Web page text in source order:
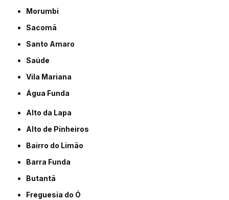
Morumbi
Sacomã
Santo Amaro
Saúde
Vila Mariana
Água Funda
Alto da Lapa
Alto de Pinheiros
Bairro do Limão
Barra Funda
Butantã
Freguesia do Ó